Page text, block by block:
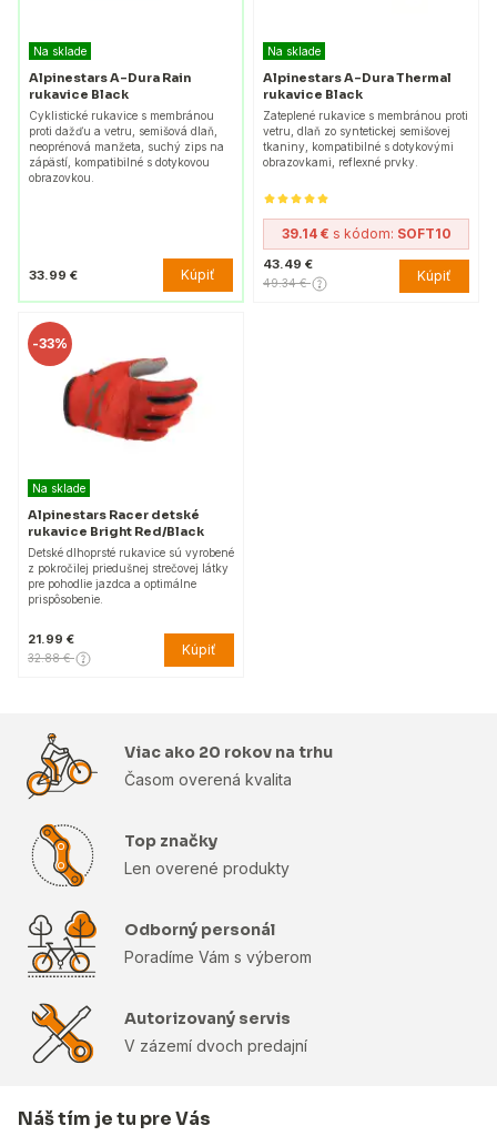
Na sklade
Alpinestars A-Dura Rain
rukavice Black
Cyklistické rukavice s membránou
proti dažďu a vetru, semišová dlaň,
neoprénová manžeta, suchý zips na
zápästí, kompatibilné s dotykovou
obrazovkou.
33.99 € Kúpiť
Na sklade
Alpinestars A-Dura Thermal
rukavice Black
Zateplené rukavice s membránou proti
vetru, dlaň zo syntetickej semišovej
tkaniny, kompatibilné s dotykovými
obrazovkami, reflexné prvky.
39.14 € s kódom: SOFT10
43.49 €
49.34 € Kúpiť
-33%
Na sklade
Alpinestars Racer detské
rukavice Bright Red/Black
Detské dlhoprsté rukavice sú vyrobené
z pokročilej priedušnej strečovej látky
pre pohodlie jazdca a optimálne
prispôsobenie.
21.99 €
32.88 € Kúpiť
Viac ako 20 rokov na trhu
Časom overená kvalita
Top značky
Len overené produkty
Odborný personál
Poradíme Vám s výberom
Autorizovaný servis
V zázemí dvoch predajní
Náš tím je tu pre Vás